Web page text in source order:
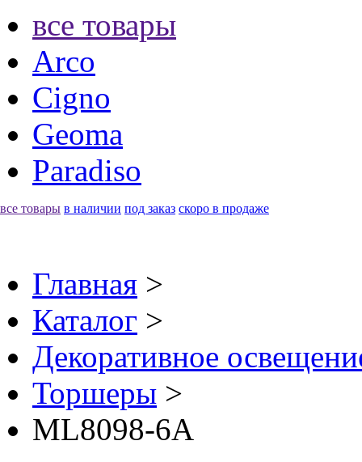
все товары
Arco
Cigno
Geoma
Paradiso
все товары в наличии под заказ скоро в продаже
Главная >
Каталог >
Декоративное
Торшеры >
ML8098-6A